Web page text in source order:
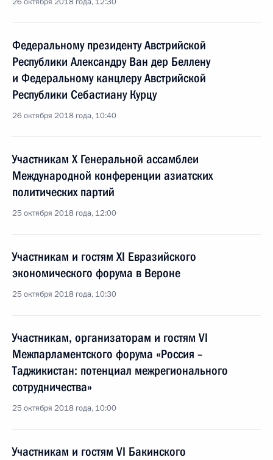
Федеральному президенту Австрийской
Республики Александру Ван дер Беллену
и Федеральному канцлеру Австрийской
Республики Себастиану Курцу
26 октября 2018 года, 10:40
Участникам X Генеральной ассамблеи
Международной конференции азиатских
политических партий
25 октября 2018 года, 12:00
Участникам и гостям XI Евразийского
экономического форума в Вероне
25 октября 2018 года, 10:30
Участникам, организаторам и гостям VI
Межпарламентского форума «Россия –
Таджикистан: потенциал межрегионального
сотрудничества»
25 октября 2018 года, 10:00
Участникам и гостям VI Бакинского